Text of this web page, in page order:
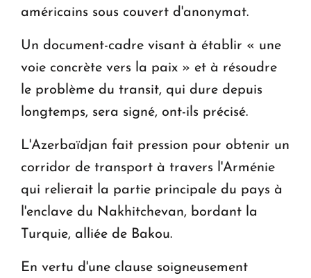
américains sous couvert d'anonymat.
Un document-cadre visant à établir « une
voie concrète vers la paix » et à résoudre
le problème du transit, qui dure depuis
longtemps, sera signé, ont-ils précisé.
L'Azerbaïdjan fait pression pour obtenir un
corridor de transport à travers l'Arménie
qui relierait la partie principale du pays à
l'enclave du Nakhitchevan, bordant la
Turquie, alliée de Bakou.
En vertu d'une clause soigneusement